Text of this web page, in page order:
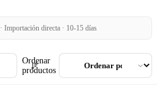
· Importación directa · 10-15 días
Ordenar
productos